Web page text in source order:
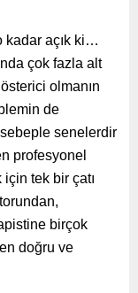
kadar açık ki…
çok fazla alt
olmanın
de
senelerdir
profesyonel
tek bir çatı
birçok
doğru ve